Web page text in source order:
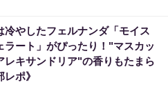
冷やしたフェルナンダ「モイス
ラート」がぴったり！"マスカッ
レキサンドリア"の香りもたまら
ポ》